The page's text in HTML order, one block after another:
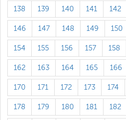
138 139 140 141 142
146 147 148 149 150
154 155 156 157 158
162 163 164 165 166
170 171 172 173 174
178 179 180 181 182